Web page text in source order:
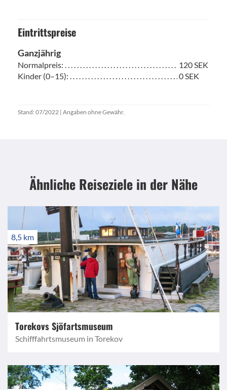
Eintrittspreise
Ganzjährig
Normalpreis: . . . . . . . . . . . . . . . . . . . . . . . . . . . . . . . . . . . . . . . . . . . . . . . . . . . . . .
120 SEK
Kinder (0–15): . . . . . . . . . . . . . . . . . . . . . . . . . . . . . . . . . . . . . . . . . . . . . . . . . . . .
0 SEK
Stand: 07/2022 | Angaben ohne Gewähr.
Ähnliche Reiseziele in der Nähe
8,5 km
Torekovs Sjöfartsmuseum
Schifffahrtsmuseum in Torekov